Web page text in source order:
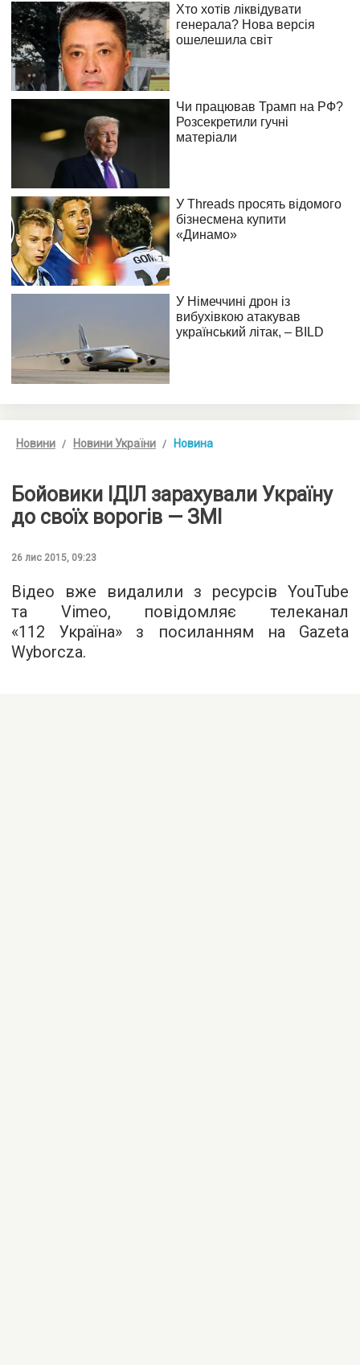
Новини Новини України Новина
Бойовики ІДІЛ зарахували Україну
до своїх ворогів — ЗМІ
26 лис 2015, 09:23
Відео вже видалили з ресурсів YouTube
та Vimeo, повідомляє телеканал
«112 Україна» з посиланням на Gazeta
Wyborcza.